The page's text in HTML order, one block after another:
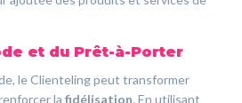
et du Prêt-à-Porter
le Clienteling peut transformer
la fidélisation. En utilisant